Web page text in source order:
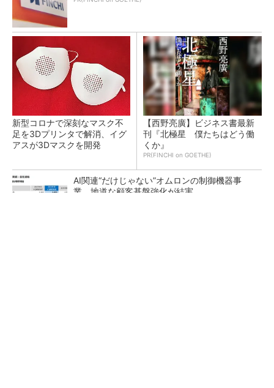
新型コロナで深刻なマスク不
足を3Dプリンタで解消、イグ
アスが3Dマスクを開発
【西野亮廣】ビジネス書最新
刊『北極星 僕たちはどう働
くか』
PR(FINCHI on GOETHE)
AI関連“だけじゃない”オムロンの制御機器事
業、地道な顧客基盤強化が結実